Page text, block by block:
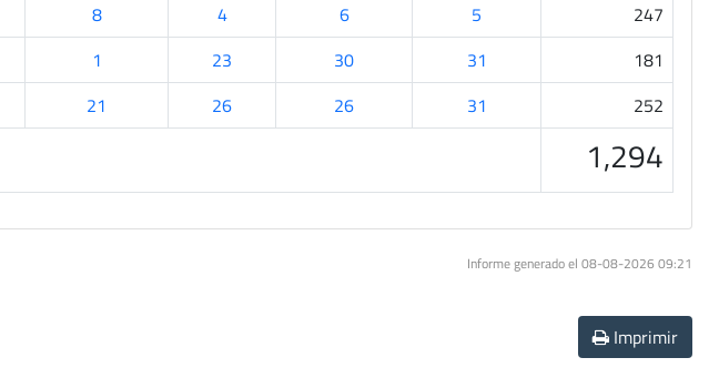
8 4 6 5
247
1 23 30 31
181
21 26 26 31 252
1,294
Informe generado el 08-08-2026 09:21
Imprimir